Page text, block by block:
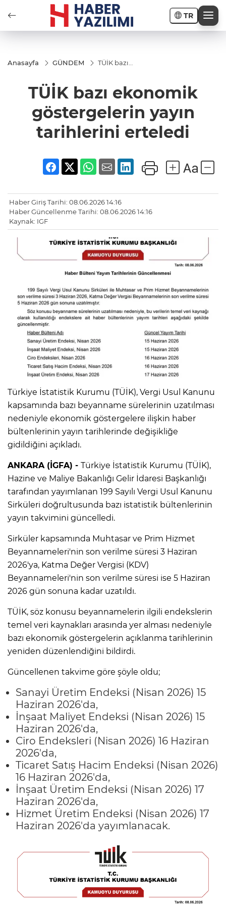
TR
Anasayfa GÜNDEM
TÜİK bazı
tarihlerini
TÜİK bazı ekonomik
göstergelerin yayın
tarihlerini erteledi
Haber Giriş Tarihi: 08.06.2026 14:16
Haber Güncellenme Tarihi: 08.06.2026 14:16
Kaynak: IGF
Türkiye İstatistik Kurumu (TÜİK), Vergi Usul Kanunu
kapsamında bazı beyanname sürelerinin uzatılması
nedeniyle ekonomik göstergelere ilişkin haber
bültenlerinin yayın tarihlerinde değişikliğe
gidildiğini açıkladı.
ANKARA (İGFA) - Türkiye İstatistik Kurumu (TÜİK),
Hazine ve Maliye Bakanlığı Gelir İdaresi Başkanlığı
tarafından yayımlanan 199 Sayılı Vergi Usul Kanunu
Sirküleri doğrultusunda bazı istatistik bültenlerinin
yayın takvimini güncelledi.
Sirküler kapsamında Muhtasar ve Prim Hizmet
Beyannameleri'nin son verilme süresi 3 Haziran
2026'ya, Katma Değer Vergisi (KDV)
Beyannameleri'nin son verilme süresi ise 5 Haziran
2026 gün sonuna kadar uzatıldı.
TÜİK, söz konusu beyannamelerin ilgili endekslerin
temel veri kaynakları arasında yer alması nedeniyle
bazı ekonomik göstergelerin açıklanma tarihlerinin
yeniden düzenlendiğini bildirdi.
Güncellenen takvime göre şöyle oldu;
Sanayi Üretim Endeksi (Nisan 2026) 15
Haziran 2026'da,
İnşaat Maliyet Endeksi (Nisan 2026) 15
Haziran 2026'da,
Ciro Endeksleri (Nisan 2026) 16 Haziran
2026'da,
Ticaret Satış Hacim Endeksi (Nisan 2026)
16 Haziran 2026'da,
İnşaat Üretim Endeksi (Nisan 2026) 17
Haziran 2026'da,
Hizmet Üretim Endeksi (Nisan 2026) 17
Haziran 2026'da yayımlanacak.